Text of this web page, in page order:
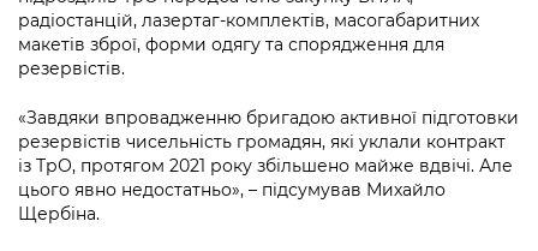
радіостанцій, лазертаг-комплектів, масогабаритних
макетів зброї, форми одягу та спорядження для
резервістів.
«Завдяки впровадженню бригадою активної підготовки
резервістів чисельність громадян, які уклали контракт
із ТрО, протягом 2021 року збільшено майже вдвічі. Але
цього явно недостатньо», – підсумував Михайло
Щербіна.